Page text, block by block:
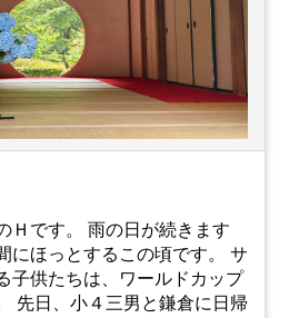
Ｈです。 雨の日が続きます
にほっとするこの頃です。 サ
子供たちは、ワールドカップ